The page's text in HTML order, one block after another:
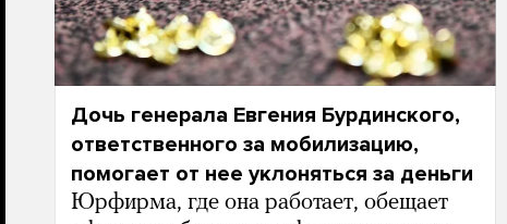
Дочь генерала Евгения Бурдинского,
ответственного за мобилизацию,
помогает от нее уклоняться за деньги
Юрфирма, где она работает, обещает